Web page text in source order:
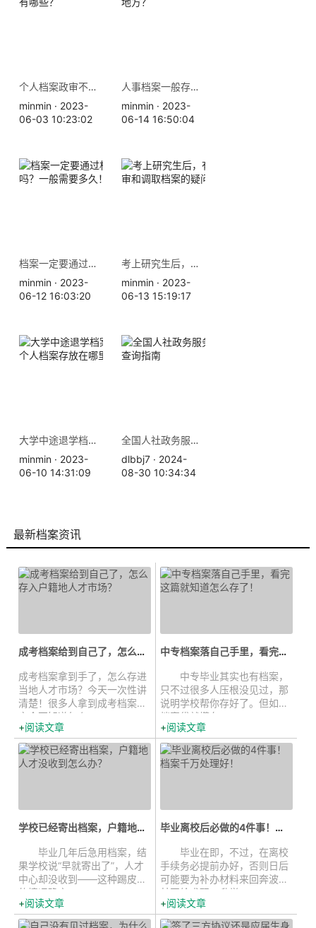
个人档案政审不合格的原因有哪些？
minmin · 2023-
06-03 10:23:02
人事档案一般存放在哪几个地方？
minmin · 2023-
06-14 16:50:04
档案一定要通过机要转递吗？一般需要多久！
minmin · 2023-
06-12 16:03:20
考上研究生后，有关档案政审和调取档案的疑问。
minmin · 2023-
06-13 15:19:17
大学中途退学档案怎么办？个人档案存放在哪里
minmin · 2023-
06-10 14:31:09
全国人社政务服务平台档案查询指南
dlbbj7 · 2024-
08-30 10:34:34
最新档案资讯
成考档案给到自己了，怎么存入户籍...
成考档案拿到手了，怎么存进
当地人才市场？今天一次性讲
清楚！很多人拿到成考档案后
完全不知道怎么...
阅读文章
中专档案落自己手里，看完这篇就知...
中专毕业其实也有档案，
只不过很多人压根没见过，那
说明学校帮你存好了。但如果
档案袋就攥在...
阅读文章
学校已经寄出档案，户籍地人才没收...
毕业几年后急用档案，结
果学校说“早就寄出了”，人才
中心却没收到——这种踢皮球
的情况确实...
阅读文章
毕业离校后必做的4件事！档案千万...
毕业在即，不过，在离校
手续务必提前办好，否则日后
可能要为补办材料来回奔波，
甚至给求职、升学...
阅读文章